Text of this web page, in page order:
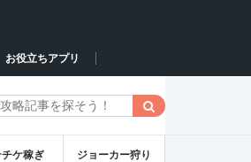
お役立ちアプリ
チケ稼ぎ ジョーカー狩り